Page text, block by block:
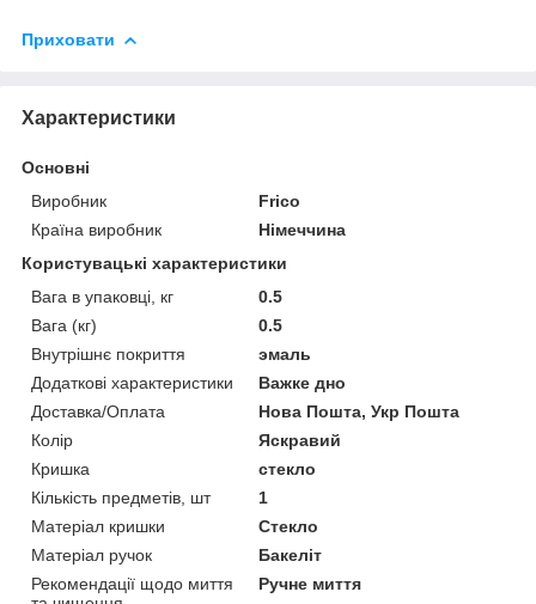
Приховати
Характеристики
Основні
Виробник
Frico
Країна виробник
Німеччина
Користувацькі характеристики
Вага в упаковці, кг
0.5
Вага (кг)
0.5
Внутрішнє покриття
эмаль
Додаткові характеристики
Важке дно
Доставка/Оплата
Нова Пошта, Укр Пошта
Колір
Яскравий
Кришка
стекло
Кількість предметів, шт
1
Матеріал кришки
Стекло
Матеріал ручок
Бакеліт
Рекомендації щодо миття
Ручне миття